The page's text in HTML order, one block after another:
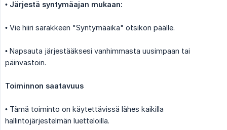
• Järjestä syntymäajan mukaan:
• Vie hiiri sarakkeen "Syntymäaika" otsikon päälle.
• Napsauta järjestääksesi vanhimmasta uusimpaan tai
päinvastoin.
Toiminnon saatavuus
• Tämä toiminto on käytettävissä lähes kaikilla
hallintojärjestelmän luetteloilla.